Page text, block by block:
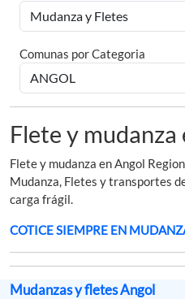
Comunas por Categoria
Flete y mudanza
Flete y mudanza en Angol
Mudanza, Fletes y transportes
carga frágil.
COTICE SIEMPRE EN
Mudanzas y fletes Angol